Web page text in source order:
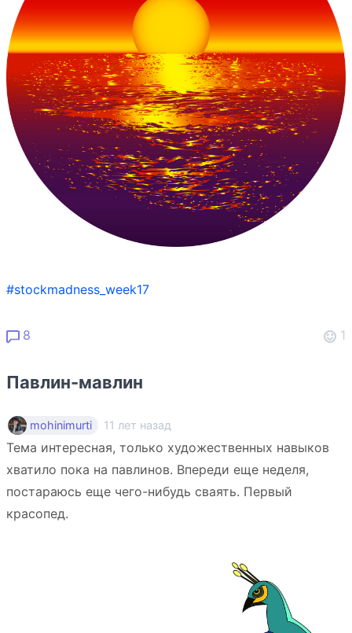
#stockmadness_week17
8 1
Павлин-мавлин
mohinimurti 11 лет назад
Тема интересная, только художественных навыков
хватило пока на павлинов. Впереди еще неделя,
постараюсь еще чего-нибудь сваять. Первый
красопед.